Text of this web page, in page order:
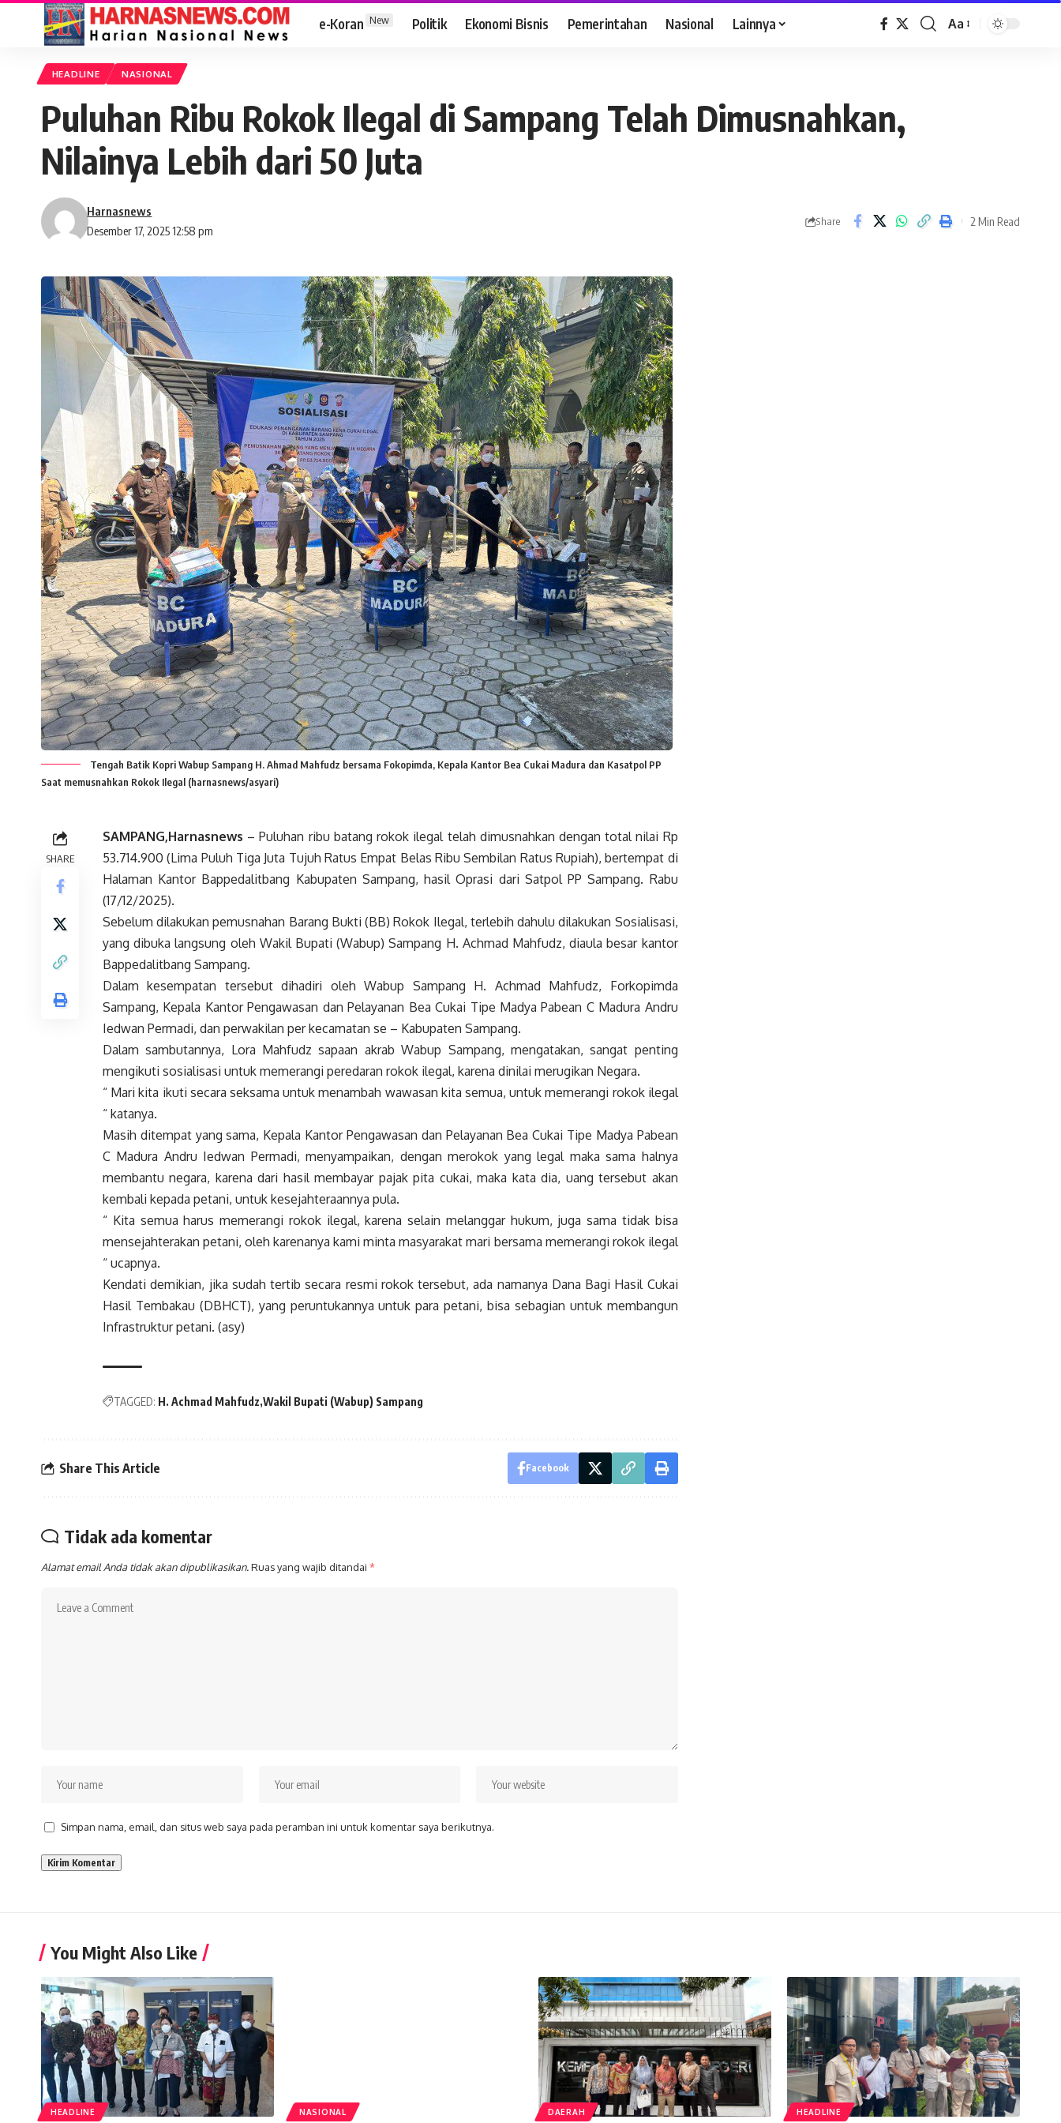
e-Koran New Politik Ekonomi Bisnis Pemerintahan Nasional Lainnya Aa
HEADLINE NASIONAL
Puluhan Ribu Rokok Ilegal di Sampang Telah Dimusnahkan,
Nilainya Lebih dari 50 Juta
Desember 17, 2025 12:58 pm
Harnasnews
Share 2 Min Read
Tengah Batik Kopri Wabup Sampang H. Ahmad Mahfudz bersama Fokopimda, Kepala Kantor Bea Cukai Madura dan Kasatpol PP
Saat memusnahkan Rokok Ilegal (harnasnews/asyari)
SHARE
SAMPANG,Harnasnews – Puluhan ribu batang rokok ilegal telah dimusnahkan dengan total nilai Rp
53.714.900 (Lima Puluh Tiga Juta Tujuh Ratus Empat Belas Ribu Sembilan Ratus Rupiah), bertempat di
Halaman Kantor Bappedalitbang Kabupaten Sampang, hasil Oprasi dari Satpol PP Sampang. Rabu
(17/12/2025).
Sebelum dilakukan pemusnahan Barang Bukti (BB) Rokok Ilegal, terlebih dahulu dilakukan Sosialisasi,
yang dibuka langsung oleh Wakil Bupati (Wabup) Sampang H. Achmad Mahfudz, diaula besar kantor
Bappedalitbang Sampang.
Dalam kesempatan tersebut dihadiri oleh Wabup Sampang H. Achmad Mahfudz, Forkopimda
Sampang, Kepala Kantor Pengawasan dan Pelayanan Bea Cukai Tipe Madya Pabean C Madura Andru
Iedwan Permadi, dan perwakilan per kecamatan se – Kabupaten Sampang.
Dalam sambutannya, Lora Mahfudz sapaan akrab Wabup Sampang, mengatakan, sangat penting
mengikuti sosialisasi untuk memerangi peredaran rokok ilegal, karena dinilai merugikan Negara.
“ Mari kita ikuti secara seksama untuk menambah wawasan kita semua, untuk memerangi rokok ilegal
“ katanya.
Masih ditempat yang sama, Kepala Kantor Pengawasan dan Pelayanan Bea Cukai Tipe Madya Pabean
C Madura Andru Iedwan Permadi, menyampaikan, dengan merokok yang legal maka sama halnya
membantu negara, karena dari hasil membayar pajak pita cukai, maka kata dia, uang tersebut akan
kembali kepada petani, untuk kesejahteraannya pula.
“ Kita semua harus memerangi rokok ilegal, karena selain melanggar hukum, juga sama tidak bisa
mensejahterakan petani, oleh karenanya kami minta masyarakat mari bersama memerangi rokok ilegal
“ ucapnya.
Kendati demikian, jika sudah tertib secara resmi rokok tersebut, ada namanya Dana Bagi Hasil Cukai
Hasil Tembakau (DBHCT), yang peruntukannya untuk para petani, bisa sebagian untuk membangun
Infrastruktur petani. (asy)
TAGGED: H. Achmad Mahfudz Wakil Bupati (Wabup) Sampang
Share This Article Facebook
Tidak ada komentar
Alamat email Anda tidak akan dipublikasikan.Ruas yang wajib ditandai *
Simpan nama, email, dan situs web saya pada peramban ini untuk komentar saya berikutnya.
You Might Also Like
HEADLINE NASIONAL DAERAH HEADLINE